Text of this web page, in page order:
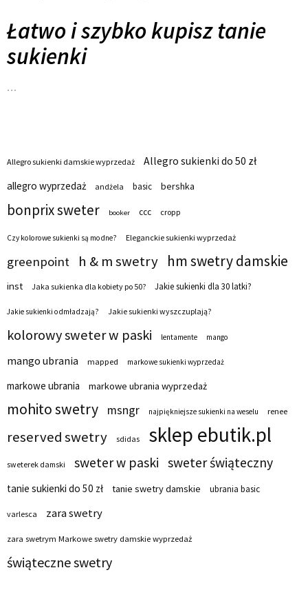
Łatwo i szybko kupisz tanie
sukienki
…
Allegro sukienki damskie wyprzedaż
Allegro sukienki do 50 zł
allegro wyprzedaż
andżela basic bershka
bonprix sweter booker ccc cropp
Czy kolorowe sukienki są modne? Eleganckie sukienki wyprzedaż
greenpoint h & m swetry hm swetry damskie
inst Jaka sukienka dla kobiety po 50? Jakie sukienki dla 30 latki?
Jakie sukienki odmładzają? Jakie sukienki wyszczuplają?
kolorowy sweter w paski lentamente mango
mango ubrania mapped markowe sukienki wyprzedaż
markowe ubrania markowe ubrania wyprzedaż
mohito swetry msngr najpiękniejsze sukienki na weselu renee
reserved swetry sdidas sklep ebutik.pl
sweterek damski sweter w paski sweter świąteczny
tanie sukienki do 50 zł tanie swetry damskie ubrania basic
varlesca zara swetry
zara swetrym Markowe swetry damskie wyprzedaż
świąteczne swetry